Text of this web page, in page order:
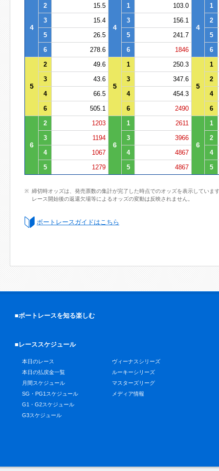
4
2 15.5
4
1 103.0
4
1
3
15.4 3 156.1
2
5
26.5 5 241.7
5
6
278.6 6 1846 6
5
2 49.6
5
1 250.3
5
1
3
43.6 3 347.6
2
4
66.5 4 454.3
4
6
505.1 6 2490 6
6
2 1203
6
1 2611
6
1
3
1194 3 3966
2
4
1067 4 4867
4
5
1279 5 4867 5
締切時オッズは、発売票数の集計が完了した時点でのオッズを表示していま
レース開始後の返還欠場等によるオッズの変動は反映されません。
ボートレースガイドはこちら
■ボートレースを知る楽しむ
■レーススケジュール
本日のレース
本日の払戻金一覧
月間スケジュール
SG・PG1スケジュール
G1・G2スケジュール
G3スケジュール
ヴィーナスシリーズ
ルーキーシリーズ
マスターズリーグ
メディア情報